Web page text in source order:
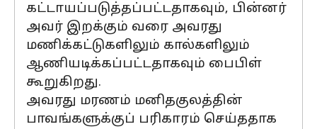
கட்டாயப்படுத்தப்பட்டதாகவும், பின்னர்
அவர் இறக்கும் வரை அவரது
மணிக்கட்டுகளிலும் கால்களிலும்
ஆணியடிக்கப்பட்டதாகவும் பைபிள்
கூறுகிறது.
அவரது மரணம் மனிதகுலத்தின்
பாவங்களுக்குப் பரிகாரம் செய்ததாக